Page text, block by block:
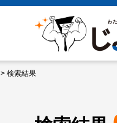
> 検索結果